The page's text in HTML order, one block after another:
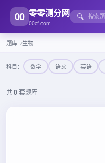
00 零零测分网
00cf.com
🔍
题库 生物
科目： 数学 语文 英语
共0套题库